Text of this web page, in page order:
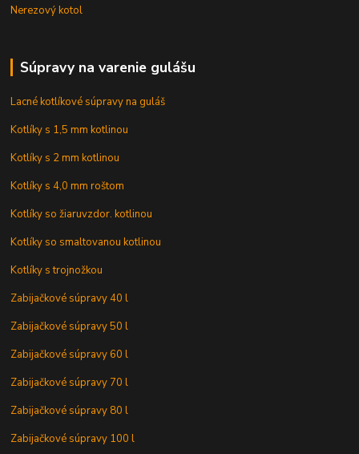
Nerezový kotol
Súpravy na varenie gulášu
Lacné kotlíkové súpravy na guláš
Kotlíky s 1,5 mm kotlinou
Kotlíky s 2 mm kotlinou
Kotlíky s 4,0 mm roštom
Kotlíky so žiaruvzdor. kotlinou
Kotlíky so smaltovanou kotlinou
Kotlíky s trojnožkou
Zabijačkové súpravy 40 l
Zabijačkové súpravy 50 l
Zabijačkové súpravy 60 l
Zabijačkové súpravy 70 l
Zabijačkové súpravy 80 l
Zabijačkové súpravy 100 l